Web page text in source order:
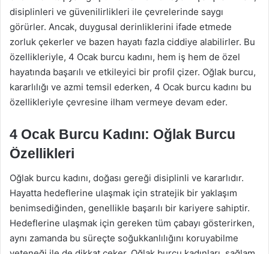
disiplinleri ve güvenilirlikleri ile çevrelerinde saygı
görürler. Ancak, duygusal derinliklerini ifade etmede
zorluk çekerler ve bazen hayatı fazla ciddiye alabilirler. Bu
özellikleriyle, 4 Ocak burcu kadını, hem iş hem de özel
hayatında başarılı ve etkileyici bir profil çizer. Oğlak burcu,
kararlılığı ve azmi temsil ederken, 4 Ocak burcu kadını bu
özellikleriyle çevresine ilham vermeye devam eder.
4 Ocak Burcu Kadını: Oğlak Burcu
Özellikleri
Oğlak burcu kadını, doğası gereği disiplinli ve kararlıdır.
Hayatta hedeflerine ulaşmak için stratejik bir yaklaşım
benimsediğinden, genellikle başarılı bir kariyere sahiptir.
Hedeflerine ulaşmak için gereken tüm çabayı gösterirken,
aynı zamanda bu süreçte soğukkanlılığını koruyabilme